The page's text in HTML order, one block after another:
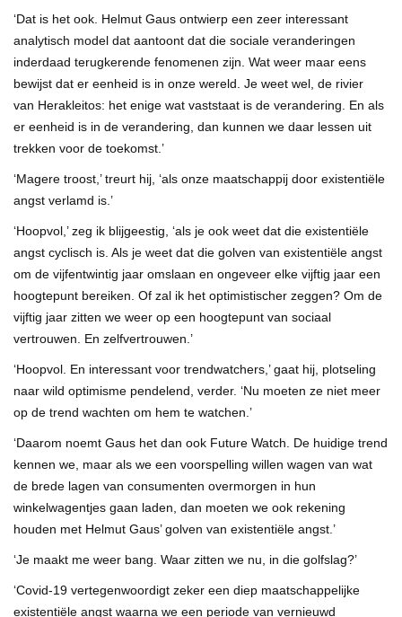
‘Dat is het ook. Helmut Gaus ontwierp een zeer interessant
analytisch model dat aantoont dat die sociale veranderingen
inderdaad terugkerende fenomenen zijn. Wat weer maar eens
bewijst dat er eenheid is in onze wereld. Je weet wel, de rivier
van Herakleitos: het enige wat vaststaat is de verandering. En als
er eenheid is in de verandering, dan kunnen we daar lessen uit
trekken voor de toekomst.’
‘Magere troost,’ treurt hij, ‘als onze maatschappij door existentiële
angst verlamd is.’
‘Hoopvol,’ zeg ik blijgeestig, ‘als je ook weet dat die existentiële
angst cyclisch is. Als je weet dat die golven van existentiële angst
om de vijfentwintig jaar omslaan en ongeveer elke vijftig jaar een
hoogtepunt bereiken. Of zal ik het optimistischer zeggen? Om de
vijftig jaar zitten we weer op een hoogtepunt van sociaal
vertrouwen. En zelfvertrouwen.’
‘Hoopvol. En interessant voor trendwatchers,’ gaat hij, plotseling
naar wild optimisme pendelend, verder. ‘Nu moeten ze niet meer
op de trend wachten om hem te watchen.’
‘Daarom noemt Gaus het dan ook Future Watch. De huidige trend
kennen we, maar als we een voorspelling willen wagen van wat
de brede lagen van consumenten overmorgen in hun
winkelwagentjes gaan laden, dan moeten we ook rekening
houden met Helmut Gaus’ golven van existentiële angst.’
‘Je maakt me weer bang. Waar zitten we nu, in die golfslag?’
‘Covid-19 vertegenwoordigt zeker een diep maatschappelijke
existentiële angst waarna we een periode van vernieuwd